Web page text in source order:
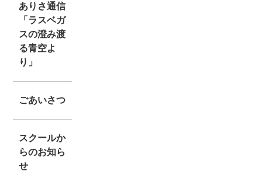
ありさ通信
「ラスベガ
スの澄み渡
る青空よ
り」
ごあいさつ
スクールか
らのお知ら
せ